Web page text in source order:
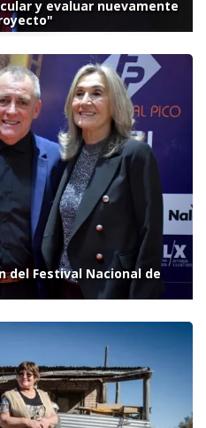
y evaluar nuevamente
del Festival Nacional de